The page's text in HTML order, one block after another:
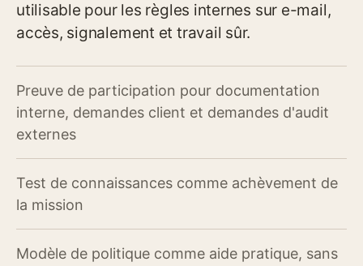
utilisable pour les règles internes sur e-mail,
accès, signalement et travail sûr.
Preuve de participation pour documentation
interne, demandes client et demandes d'audit
externes
Test de connaissances comme achèvement de
la mission
Modèle de politique comme aide pratique, sans